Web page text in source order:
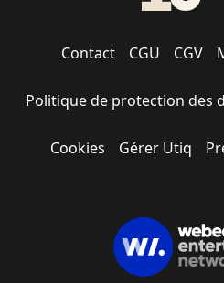
Contact CGU CGV
Politique de protection des
Cookies Gérer Utiq